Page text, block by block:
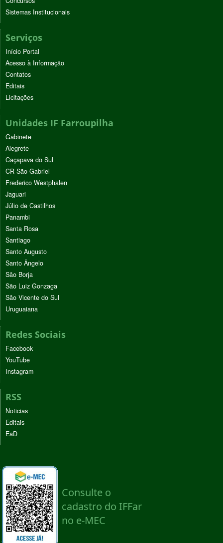
Sistemas Institucionais
Serviços
Início Portal
Acesso à Informação
Contatos
Editais
Licitações
Unidades IF Farroupilha
Gabinete
Alegrete
Caçapava do Sul
CR São Gabriel
Frederico Westphalen
Jaguari
Júlio de Castilhos
Panambi
Santa Rosa
Santiago
Santo Augusto
Santo Ângelo
São Borja
São Luiz Gonzaga
São Vicente do Sul
Uruguaiana
Redes Sociais
Facebook
YouTube
Instagram
RSS
Noticias
Editais
EaD